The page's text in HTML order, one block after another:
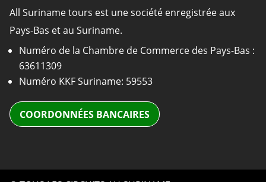
All Suriname tours est une société enregistrée aux
Pays-Bas et au Suriname.
Numéro de la Chambre de Commerce des Pays-Bas :
63611309
Numéro KKF Suriname: 59553
COORDONNÉES BANCAIRES